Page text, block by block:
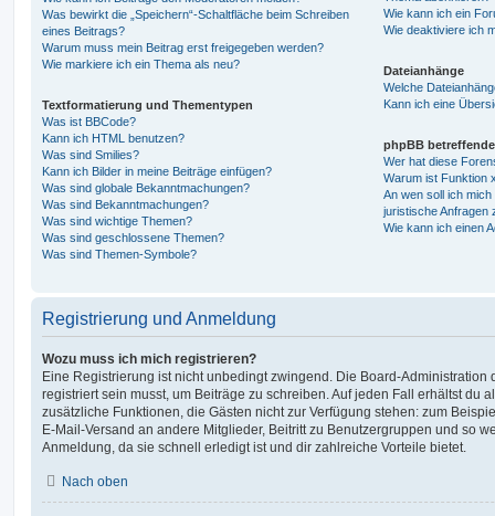
Was bewirkt die „Speichern“-Schaltfläche beim Schreiben
eines Beitrags?
Warum muss mein Beitrag erst freigegeben werden?
Wie markiere ich ein Thema als neu?
Textformatierung und Thementypen
Was ist BBCode?
Kann ich HTML benutzen?
Was sind Smilies?
Kann ich Bilder in meine Beiträge einfügen?
Was sind globale Bekanntmachungen?
Was sind Bekanntmachungen?
Was sind wichtige Themen?
Was sind geschlossene Themen?
Was sind Themen-Symbole?
Wie kann ich ein
Wie deaktiviere ich
Dateianhänge
Welche
Kann ich eine
phpBB
Wer hat diese
Warum ist Funktion
An wen soll ich
juristische Anfragen
Wie kann ich einen
Registrierung und Anmeldung
Wozu muss ich mich registrieren?
Eine Registrierung ist nicht unbedingt zwingend. Die Board-Administration
registriert sein musst, um Beiträge zu schreiben. Auf jeden Fall erhältst du
zusätzliche Funktionen, die Gästen nicht zur Verfügung stehen: zum
E-Mail-Versand an andere Mitglieder, Beitritt zu Benutzergruppen und so
Anmeldung, da sie schnell erledigt ist und dir zahlreiche Vorteile bietet.
Nach oben